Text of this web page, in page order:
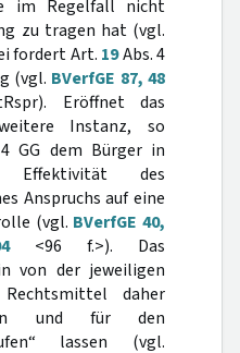
im Regelfall nicht
zu tragen hat (vgl.
fordert Art. 19Abs. 4
(vgl. BVerfGE 87, 48
Eröffnet das
Instanz, so
GG dem Bürger in
des
Anspruchs auf eine
(vgl. BVerfGE 40,
<96 f.>). Das
von der jeweiligen
Rechtsmittel daher
und für den
lassen (vgl.